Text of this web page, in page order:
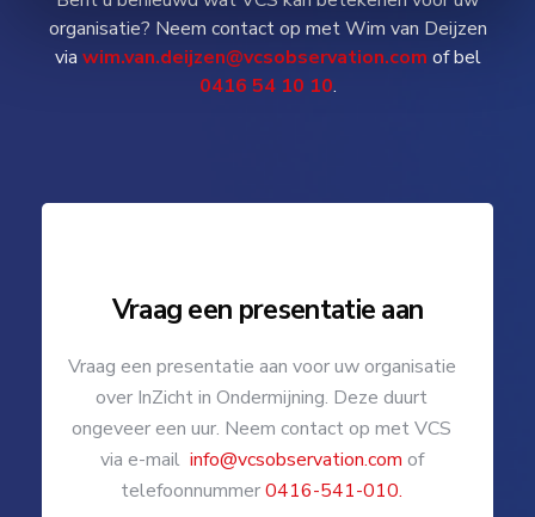
organisatie? Neem contact op met Wim van Deijzen
via wim.van.deijzen@vcsobservation.com of bel
0416 54 10 10.
Vraag een presentatie aan
Vraag een presentatie aan voor uw organisatie
over InZicht in Ondermijning. Deze duurt
ongeveer een uur. Neem contact op met VCS
via e-mail info@vcsobservation.com of
telefoonnummer0416-541-010.